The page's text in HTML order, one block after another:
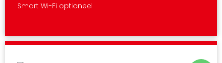
Smart Wi-Fi optioneel